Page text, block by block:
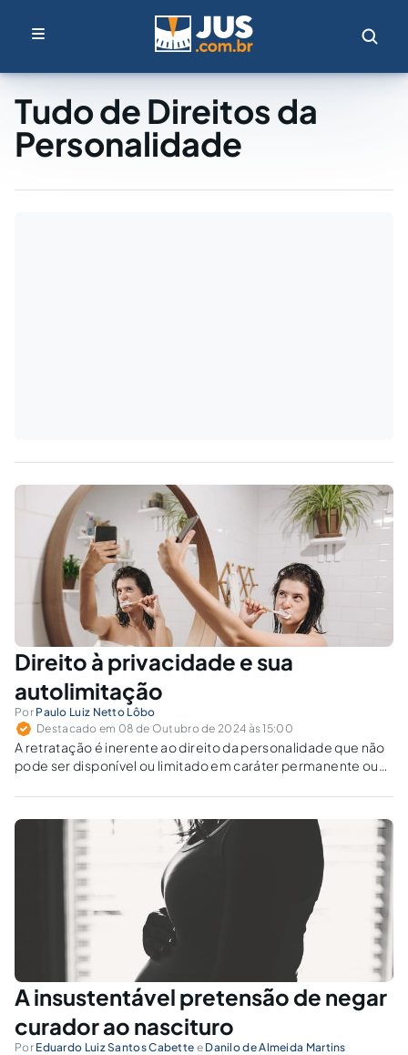
Tudo de Direitos da
Personalidade
Direito à privacidade e sua
autolimitação
Por Paulo Luiz Netto Lôbo
Destacado em 08 de Outubro de 2024 às 15:00
A retratação é inerente ao direito da personalidade que não
pode ser disponível ou limitado em caráter permanente ou
extensão não se podia prever.
A insustentável pretensão de negar
curador ao nascituro
Por Eduardo Luiz Santos Cabette e Danilo de Almeida Martins